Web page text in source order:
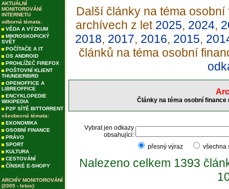
AKTUÁLNÍ
MONITOROVÁNÍ
INTERNETU
odborná témata:
VĚDA A VÝZKUM
MIKROSKOPICKÝ
SVĚT
POČÍTAČE A IT
OS ANDROID
PROHLÍŽEČ FIREFOX
POŠTOVNÍ KLIENT
THUNDERBIRD
OPENOFFICE A
LIBREOFFICE
ENCYKLOPEDIE
WIKIPEDIA
P2P SÍTĚ BITTORRENT
všeobecná témata:
EKONOMIKA
OSOBNÍ FINANCE
PRÁVO
SPORT
KULTURA
CESTOVÁNÍ
ČÍNSKÉ E-SHOPY
ARCHÍV MONITOROVÁNÍ
(2005 - letos):
Další články na téma
archívech z let 2025, 2024,
2018, 2017, 2016, 2015,
článků na téma osobní
Články na téma osobní
Vybrat jen odkazy
obsahující:
přesný výraz
Nalezeno celkem 1393